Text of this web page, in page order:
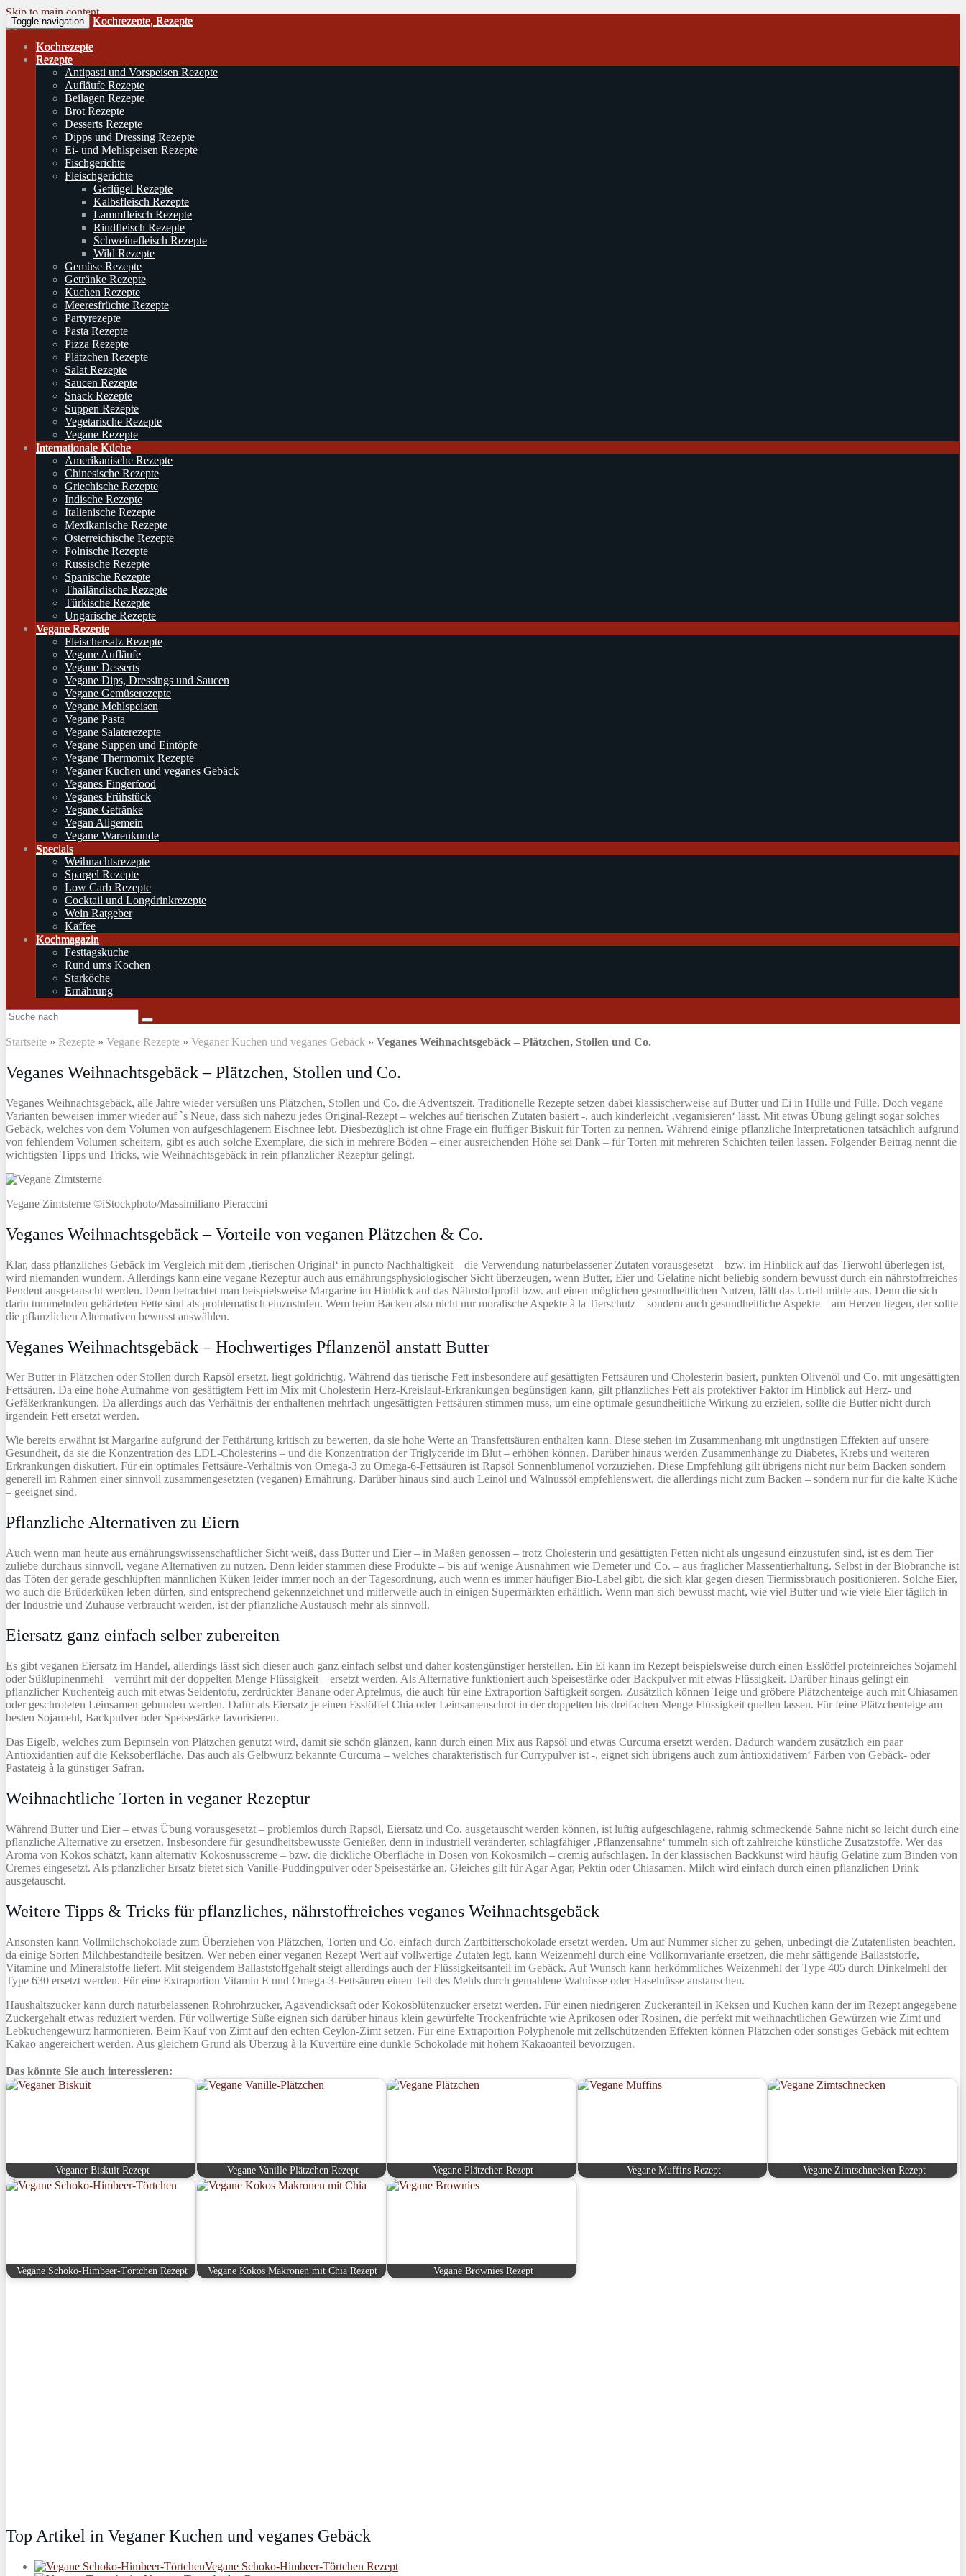
Skip to main content
Toggle navigation Kochrezepte, Rezepte
Kochrezepte
Rezepte
Antipasti und Vorspeisen Rezepte
Aufläufe Rezepte
Beilagen Rezepte
Brot Rezepte
Desserts Rezepte
Dipps und Dressing Rezepte
Ei- und Mehlspeisen Rezepte
Fischgerichte
Fleischgerichte
Geflügel Rezepte
Kalbsfleisch Rezepte
Lammfleisch Rezepte
Rindfleisch Rezepte
Schweinefleisch Rezepte
Wild Rezepte
Gemüse Rezepte
Getränke Rezepte
Kuchen Rezepte
Meeresfrüchte Rezepte
Partyrezepte
Pasta Rezepte
Pizza Rezepte
Plätzchen Rezepte
Salat Rezepte
Saucen Rezepte
Snack Rezepte
Suppen Rezepte
Vegetarische Rezepte
Vegane Rezepte
Internationale Küche
Amerikanische Rezepte
Chinesische Rezepte
Griechische Rezepte
Indische Rezepte
Italienische Rezepte
Mexikanische Rezepte
Österreichische Rezepte
Polnische Rezepte
Russische Rezepte
Spanische Rezepte
Thailändische Rezepte
Türkische Rezepte
Ungarische Rezepte
Vegane Rezepte
Fleischersatz Rezepte
Vegane Aufläufe
Vegane Desserts
Vegane Dips, Dressings und Saucen
Vegane Gemüserezepte
Vegane Mehlspeisen
Vegane Pasta
Vegane Salaterezepte
Vegane Suppen und Eintöpfe
Vegane Thermomix Rezepte
Veganer Kuchen und veganes Gebäck
Veganes Fingerfood
Veganes Frühstück
Vegane Getränke
Vegan Allgemein
Vegane Warenkunde
Specials
Weihnachtsrezepte
Spargel Rezepte
Low Carb Rezepte
Cocktail und Longdrinkrezepte
Wein Ratgeber
Kaffee
Kochmagazin
Festtagsküche
Rund ums Kochen
Starköche
Ernährung
Startseite » Rezepte » Vegane Rezepte » Veganer Kuchen und veganes Gebäck » Veganes Weihnachtsgebäck – Plätzchen, Stollen und Co.
Veganes Weihnachtsgebäck – Plätzchen, Stollen und Co.
Veganes Weihnachtsgebäck, alle Jahre wieder versüßen uns Plätzchen, Stollen und Co. die Adventszeit. Traditionelle Rezepte setzen dabei klassischerweise auf Butter und Ei in Hülle und Fülle. Doch vegane
Varianten beweisen immer wieder auf `s Neue, dass sich nahezu jedes Original-Rezept – welches auf tierischen Zutaten basiert -, auch kinderleicht ‚veganisieren‘ lässt. Mit etwas Übung gelingt sogar solches
Gebäck, welches von dem Volumen von aufgeschlagenem Eischnee lebt. Diesbezüglich ist ohne Frage ein fluffiger Biskuit für Torten zu nennen. Während einige pflanzliche Interpretationen tatsächlich aufgrund
von fehlendem Volumen scheitern, gibt es auch solche Exemplare, die sich in mehrere Böden – einer ausreichenden Höhe sei Dank – für Torten mit mehreren Schichten teilen lassen. Folgender Beitrag nennt die
wichtigsten Tipps und Tricks, wie Weihnachtsgebäck in rein pflanzlicher Rezeptur gelingt.
Vegane Zimtsterne ©iStockphoto/Massimiliano Pieraccini
Veganes Weihnachtsgebäck – Vorteile von veganen Plätzchen & Co.
Klar, dass pflanzliches Gebäck im Vergleich mit dem ‚tierischen Original‘ in puncto Nachhaltigkeit – die Verwendung naturbelassener Zutaten vorausgesetzt – bzw. im Hinblick auf das Tierwohl überlegen ist,
wird niemanden wundern. Allerdings kann eine vegane Rezeptur auch aus ernährungsphysiologischer Sicht überzeugen, wenn Butter, Eier und Gelatine nicht beliebig sondern bewusst durch ein nährstoffreiches
Pendent ausgetauscht werden. Denn betrachtet man beispielsweise Margarine im Hinblick auf das Nährstoffprofil bzw. auf einen möglichen gesundheitlichen Nutzen, fällt das Urteil milde aus. Denn die sich
darin tummelnden gehärteten Fette sind als problematisch einzustufen. Wem beim Backen also nicht nur moralische Aspekte à la Tierschutz – sondern auch gesundheitliche Aspekte – am Herzen liegen, der sollte
die pflanzlichen Alternativen bewusst auswählen.
Veganes Weihnachtsgebäck – Hochwertiges Pflanzenöl anstatt Butter
Wer Butter in Plätzchen oder Stollen durch Rapsöl ersetzt, liegt goldrichtig. Während das tierische Fett insbesondere auf gesättigten Fettsäuren und Cholesterin basiert, punkten Olivenöl und Co. mit ungesättigten
Fettsäuren. Da eine hohe Aufnahme von gesättigtem Fett im Mix mit Cholesterin Herz-Kreislauf-Erkrankungen begünstigen kann, gilt pflanzliches Fett als protektiver Faktor im Hinblick auf Herz- und
Gefäßerkrankungen. Da allerdings auch das Verhältnis der enthaltenen mehrfach ungesättigten Fettsäuren stimmen muss, um eine optimale gesundheitliche Wirkung zu erzielen, sollte die Butter nicht durch
irgendein Fett ersetzt werden.
Wie bereits erwähnt ist Margarine aufgrund der Fetthärtung kritisch zu bewerten, da sie hohe Werte an Transfettsäuren enthalten kann. Diese stehen im Zusammenhang mit ungünstigen Effekten auf unsere
Gesundheit, da sie die Konzentration des LDL-Cholesterins – und die Konzentration der Triglyceride im Blut – erhöhen können. Darüber hinaus werden Zusammenhänge zu Diabetes, Krebs und weiteren
Erkrankungen diskutiert. Für ein optimales Fettsäure-Verhältnis von Omega-3 zu Omega-6-Fettsäuren ist Rapsöl Sonnenblumenöl vorzuziehen. Diese Empfehlung gilt übrigens nicht nur beim Backen sondern
generell im Rahmen einer sinnvoll zusammengesetzten (veganen) Ernährung. Darüber hinaus sind auch Leinöl und Walnussöl empfehlenswert, die allerdings nicht zum Backen – sondern nur für die kalte Küche
– geeignet sind.
Pflanzliche Alternativen zu Eiern
Auch wenn man heute aus ernährungswissenschaftlicher Sicht weiß, dass Butter und Eier – in Maßen genossen – trotz Cholesterin und gesättigten Fetten nicht als ungesund einzustufen sind, ist es dem Tier
zuliebe durchaus sinnvoll, vegane Alternativen zu nutzen. Denn leider stammen diese Produkte – bis auf wenige Ausnahmen wie Demeter und Co. – aus fraglicher Massentierhaltung. Selbst in der Biobranche ist
das Töten der gerade geschlüpften männlichen Küken leider immer noch an der Tagesordnung, auch wenn es immer häufiger Bio-Label gibt, die sich klar gegen diesen Tiermissbrauch positionieren. Solche Eier,
wo auch die Brüderküken leben dürfen, sind entsprechend gekennzeichnet und mitlerweile auch in einigen Supermärkten erhältlich. Wenn man sich bewusst macht, wie viel Butter und wie viele Eier täglich in
der Industrie und Zuhause verbraucht werden, ist der pflanzliche Austausch mehr als sinnvoll.
Eiersatz ganz einfach selber zubereiten
Es gibt veganen Eiersatz im Handel, allerdings lässt sich dieser auch ganz einfach selbst und daher kostengünstiger herstellen. Ein Ei kann im Rezept beispielsweise durch einen Esslöffel proteinreiches Sojamehl
oder Süßlupinenmehl – verrührt mit der doppelten Menge Flüssigkeit – ersetzt werden. Als Alternative funktioniert auch Speisestärke oder Backpulver mit etwas Flüssigkeit. Darüber hinaus gelingt ein
pflanzlicher Kuchenteig auch mit etwas Seidentofu, zerdrückter Banane oder Apfelmus, die auch für eine Extraportion Saftigkeit sorgen. Zusätzlich können Teige und gröbere Plätzchenteige auch mit Chiasamen
oder geschroteten Leinsamen gebunden werden. Dafür als Eiersatz je einen Esslöffel Chia oder Leinsamenschrot in der doppelten bis dreifachen Menge Flüssigkeit quellen lassen. Für feine Plätzchenteige am
besten Sojamehl, Backpulver oder Speisestärke favorisieren.
Das Eigelb, welches zum Bepinseln von Plätzchen genutzt wird, damit sie schön glänzen, kann durch einen Mix aus Rapsöl und etwas Curcuma ersetzt werden. Dadurch wandern zusätzlich ein paar
Antioxidantien auf die Keksoberfläche. Das auch als Gelbwurz bekannte Curcuma – welches charakteristisch für Currypulver ist -, eignet sich übrigens auch zum àntioxidativem‘ Färben von Gebäck- oder
Pastateig à la günstiger Safran.
Weihnachtliche Torten in veganer Rezeptur
Während Butter und Eier – etwas Übung vorausgesetzt – problemlos durch Rapsöl, Eiersatz und Co. ausgetauscht werden können, ist luftig aufgeschlagene, rahmig schmeckende Sahne nicht so leicht durch eine
pflanzliche Alternative zu ersetzen. Insbesondere für gesundheitsbewusste Genießer, denn in industriell veränderter, schlagfähiger ‚Pflanzensahne‘ tummeln sich oft zahlreiche künstliche Zusatzstoffe. Wer das
Aroma von Kokos schätzt, kann alternativ Kokosnusscreme – bzw. die dickliche Oberfläche in Dosen von Kokosmilch – cremig aufschlagen. In der klassischen Backkunst wird häufig Gelatine zum Binden von
Cremes eingesetzt. Als pflanzlicher Ersatz bietet sich Vanille-Puddingpulver oder Speisestärke an. Gleiches gilt für Agar Agar, Pektin oder Chiasamen. Milch wird einfach durch einen pflanzlichen Drink
ausgetauscht.
Weitere Tipps & Tricks für pflanzliches, nährstoffreiches veganes Weihnachtsgebäck
Ansonsten kann Vollmilchschokolade zum Überziehen von Plätzchen, Torten und Co. einfach durch Zartbitterschokolade ersetzt werden. Um auf Nummer sicher zu gehen, unbedingt die Zutatenlisten beachten,
da einige Sorten Milchbestandteile besitzen. Wer neben einer veganen Rezept Wert auf vollwertige Zutaten legt, kann Weizenmehl durch eine Vollkornvariante ersetzen, die mehr sättigende Ballaststoffe,
Vitamine und Mineralstoffe liefert. Mit steigendem Ballaststoffgehalt steigt allerdings auch der Flüssigkeitsanteil im Gebäck. Auf Wunsch kann herkömmliches Weizenmehl der Type 405 durch Dinkelmehl der
Type 630 ersetzt werden. Für eine Extraportion Vitamin E und Omega-3-Fettsäuren einen Teil des Mehls durch gemahlene Walnüsse oder Haselnüsse austauschen.
Haushaltszucker kann durch naturbelassenen Rohrohrzucker, Agavendicksaft oder Kokosblütenzucker ersetzt werden. Für einen niedrigeren Zuckeranteil in Keksen und Kuchen kann der im Rezept angegebene
Zuckergehalt etwas reduziert werden. Für vollwertige Süße eignen sich darüber hinaus klein gewürfelte Trockenfrüchte wie Aprikosen oder Rosinen, die perfekt mit weihnachtlichen Gewürzen wie Zimt und
Lebkuchengewürz harmonieren. Beim Kauf von Zimt auf den echten Ceylon-Zimt setzen. Für eine Extraportion Polyphenole mit zellschützenden Effekten können Plätzchen oder sonstiges Gebäck mit echtem
Kakao angereichert werden. Aus gleichem Grund als Überzug à la Kuvertüre eine dunkle Schokolade mit hohem Kakaoanteil bevorzugen.
Das könnte Sie auch interessieren:
Veganer Biskuit Rezept Vegane Vanille Plätzchen Rezept Vegane Plätzchen Rezept Vegane Muffins Rezept Vegane Zimtschnecken Rezept
Vegane Schoko-Himbeer-Törtchen Rezept Vegane Kokos Makronen mit Chia Rezept Vegane Brownies Rezept
Top Artikel in Veganer Kuchen und veganes Gebäck
Vegane Schoko-Himbeer-Törtchen Rezept